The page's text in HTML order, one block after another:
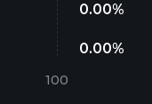
0.00%
0.00%